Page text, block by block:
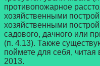
противопожарное
хозяйственными
хозяйственными
садового, дачного или
(п. 4.13). Также
поймете для себя,
2013.